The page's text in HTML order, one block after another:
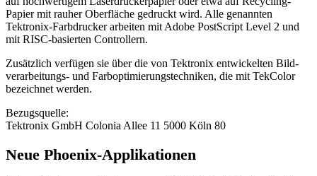
Papier mit rauher Oberfläche gedruckt wird. Alle genannten
Tektronix-Farbdrucker arbeiten mit Adobe PostScript Level 2 und
mit RISC-basierten Controllern.
Zusätzlich verfügen sie über die von Tektronix entwickelten Bild-
verarbeitungs- und Farboptimierungstechniken, die mit TekColor
bezeichnet werden.
Bezugsquelle:
Tektronix GmbH Colonia Allee 11 5000 Köln 80
Neue Phoenix-Applikationen